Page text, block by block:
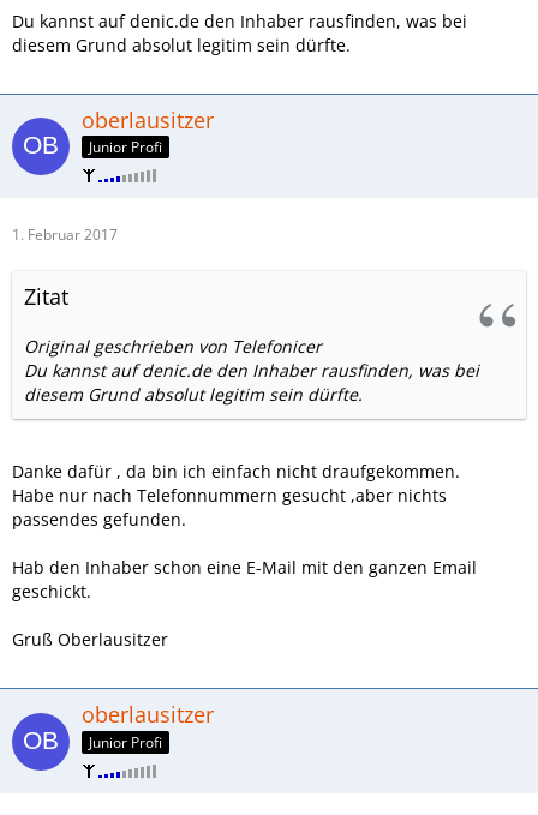
Du kannst auf denic.de den Inhaber rausfinden, was bei
diesem Grund absolut legitim sein dürfte.
oberlausitzer
Junior Profi
1. Februar 2017
Zitat
Original geschrieben von Telefonicer
Du kannst auf denic.de den Inhaber rausfinden, was bei
diesem Grund absolut legitim sein dürfte.
Danke dafür , da bin ich einfach nicht draufgekommen.
Habe nur nach Telefonnummern gesucht ,aber nichts
passendes gefunden.
Hab den Inhaber schon eine E-Mail mit den ganzen Email
geschickt.
Gruß Oberlausitzer
oberlausitzer
Junior Profi